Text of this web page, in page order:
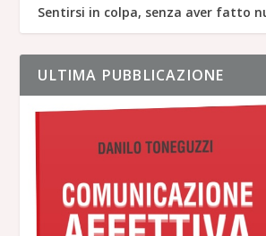
Sentirsi in colpa, senza aver fatto
ULTIMA PUBBLICAZIONE